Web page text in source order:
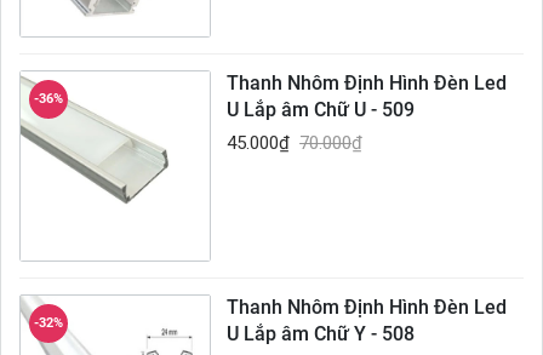
-36%
Thanh Nhôm Định Hình Đèn Led
U Lắp âm Chữ U - 509
45.000₫ 70.000₫
-32%
Thanh Nhôm Định Hình Đèn Led
U Lắp âm Chữ Y - 508